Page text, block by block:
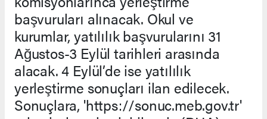
başvuruları alınacak. Okul ve
kurumlar, yatılılık başvurularını 31
Ağustos-3 Eylül tarihleri arasında
alacak. 4 Eylül’de ise yatılılık
yerleştirme sonuçları ilan edilecek.
Sonuçlara, 'https://sonuc.meb.gov.tr'